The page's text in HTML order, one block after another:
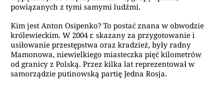
powiązanych z tymi samymi ludźmi.
Kim jest Anton Osipenko? To postać znana w obwodzie
królewieckim. W 2004 r. skazany za przygotowanie i
usiłowanie przestępstwa oraz kradzież, były radny
Mamonowa, niewielkiego miasteczka pięć kilometrów
od granicy z Polską. Przez kilka lat reprezentował w
samorządzie putinowską partię Jedna Rosja.